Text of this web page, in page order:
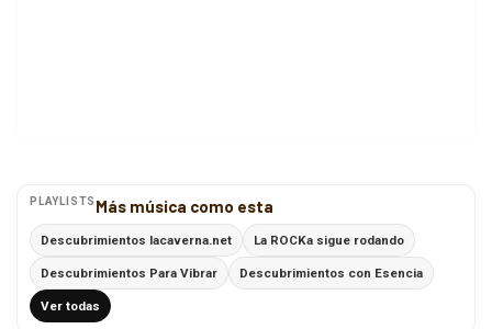
PLAYLISTS Más música como esta
Descubrimientos lacaverna.net La ROCKa sigue rodando
Descubrimientos Para Vibrar Descubrimientos con Esencia
Ver todas